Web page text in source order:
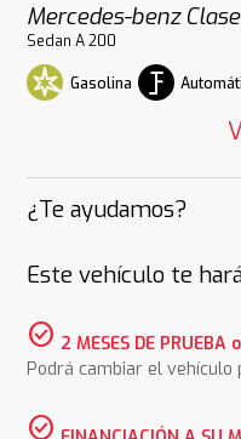
Mercedes-benz
Sedan A 200
Gasolina
¿Te ayudamos?
Este vehículo te
check_circle 2 MESES DE
Podrá cambiar el
check_circle